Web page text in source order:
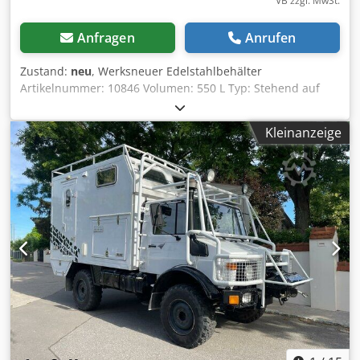
Anfragen Anrufen
Zustand: neu, Werksneuer Edelstahlbehälter
Artikelnummer: 10846 Volumen: 550 L Typ: Stehend auf
Kunststoffpalette Material (medienberührt): Edelstahl V2A /
AISI 304 Zahl der Fixierungen: Kunststoffpalette Boden:
Klöpperboden Max. Betriebsdruck: Atmosphärisch
Abmessung Behälter: Innendurchmesser: 815mm
Außendurchmesser: 890mm Gesamthöhe: 1330mm
Zylindrischehöhe: 1070mm Gesamtbreite: 890mm
Materialien: Innen: 14301 / AISI 304 Außenteile: 14301 /
AISI 304 Dkodpfx Agov Dunfjgsr Einrichtungen:
Typenschild: nein Auslauf Durchmesser:50mm Abstand
Abfluss zu Boden: 160mm
Kleinanzeige